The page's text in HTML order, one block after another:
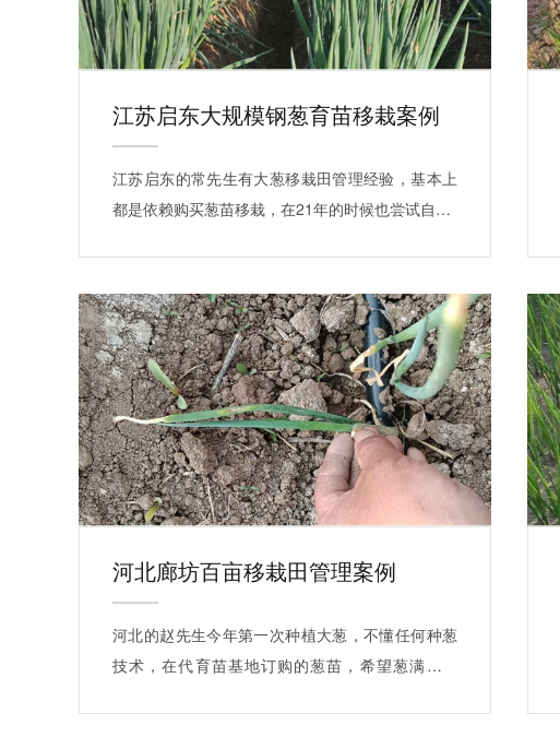
江苏启东大规模钢葱育苗移栽案例
江苏启东的常先生有大葱移栽田管理经验，基本上
都是依赖购买葱苗移栽，在21年的时候也尝试自…
河北廊坊百亩移栽田管理案例
河北的赵先生今年第一次种植大葱，不懂任何种葱
技术，在代育苗基地订购的葱苗，希望葱满满为